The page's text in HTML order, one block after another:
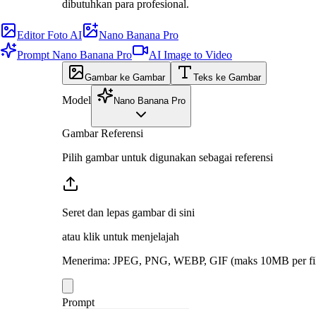
dibutuhkan para profesional.
Editor Foto AI
Nano Banana Pro
Prompt Nano Banana Pro
AI Image to Video
Gambar ke Gambar Teks ke Gambar
Model Nano Banana Pro
Gambar Referensi
Pilih gambar untuk digunakan sebagai referensi
Seret dan lepas gambar di sini
atau klik untuk menjelajah
Menerima: JPEG, PNG, WEBP, GIF (maks 10MB per
Prompt